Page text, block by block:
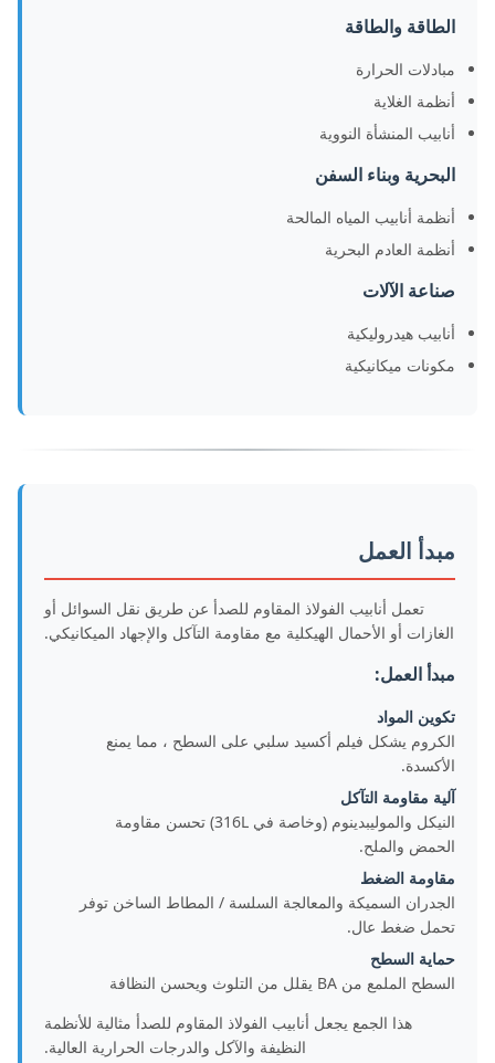
الطاقة والطاقة
مبادلات الحرارة
أنظمة الغلاية
أنابيب المنشأة النووية
البحرية وبناء السفن
أنظمة أنابيب المياه المالحة
أنظمة العادم البحرية
صناعة الآلات
أنابيب هيدروليكية
مكونات ميكانيكية
مبدأ العمل
تعمل أنابيب الفولاذ المقاوم للصدأ عن طريق نقل السوائل أو
الغازات أو الأحمال الهيكلية مع مقاومة التآكل والإجهاد الميكانيكي.
مبدأ العمل:
تكوين المواد
الكروم يشكل فيلم أكسيد سلبي على السطح ، مما يمنع
الأكسدة.
آلية مقاومة التآكل
النيكل والموليبدينوم (وخاصة في 316L) تحسن مقاومة
الحمض والملح.
مقاومة الضغط
الجدران السميكة والمعالجة السلسة / المطاط الساخن توفر
تحمل ضغط عال.
حماية السطح
السطح الملمع من BA يقلل من التلوث ويحسن النظافة
هذا الجمع يجعل أنابيب الفولاذ المقاوم للصدأ مثالية للأنظمة
النظيفة والآكل والدرجات الحرارية العالية.